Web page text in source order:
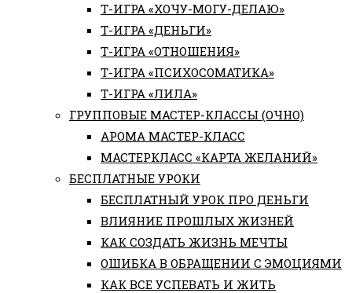
Т-ИГРА «ХОЧУ-МОГУ-ДЕЛАЮ»
Т-ИГРА «ДЕНЬГИ»
Т-ИГРА «ОТНОШЕНИЯ»
Т-ИГРА «ПСИХОСОМАТИКА»
Т-ИГРА «ЛИЛА»
ГРУППОВЫЕ МАСТЕР-КЛАССЫ (ОЧНО)
АРОМА МАСТЕР-КЛАСС
МАСТЕРКЛАСС «КАРТА ЖЕЛАНИЙ»
БЕСПЛАТНЫЕ УРОКИ
БЕСПЛАТНЫЙ УРОК ПРО ДЕНЬГИ
ВЛИЯНИЕ ПРОШЛЫХ ЖИЗНЕЙ
КАК СОЗДАТЬ ЖИЗНЬ МЕЧТЫ
ОШИБКА В ОБРАЩЕНИИ С ЭМОЦИЯМИ
КАК ВСЕ УСПЕВАТЬ И ЖИТЬ